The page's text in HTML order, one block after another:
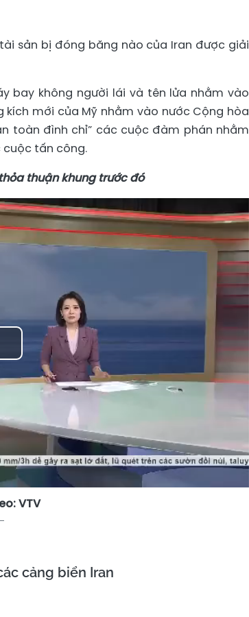
sản bị đóng băng nào của Iran được giải
bay không người lái và tên lửa nhằm vào
mới của Mỹ nhằm vào nước Cộng hòa
toàn đình chỉ” các cuộc đàm phán nhằm
cuộc tấn công.
thuận khung trước đó
VTV
cảng biển Iran